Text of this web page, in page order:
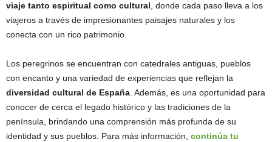
viaje tanto espiritual como cultural, donde cada paso lleva a los
viajeros a través de impresionantes paisajes naturales y los
conecta con un rico patrimonio.
Los peregrinos se encuentran con catedrales antiguas, pueblos
con encanto y una variedad de experiencias que reflejan la
diversidad cultural de España. Además, es una oportunidad para
conocer de cerca el legado histórico y las tradiciones de la
península, brindando una comprensión más profunda de su
identidad y sus pueblos. Para más información, continúa tu